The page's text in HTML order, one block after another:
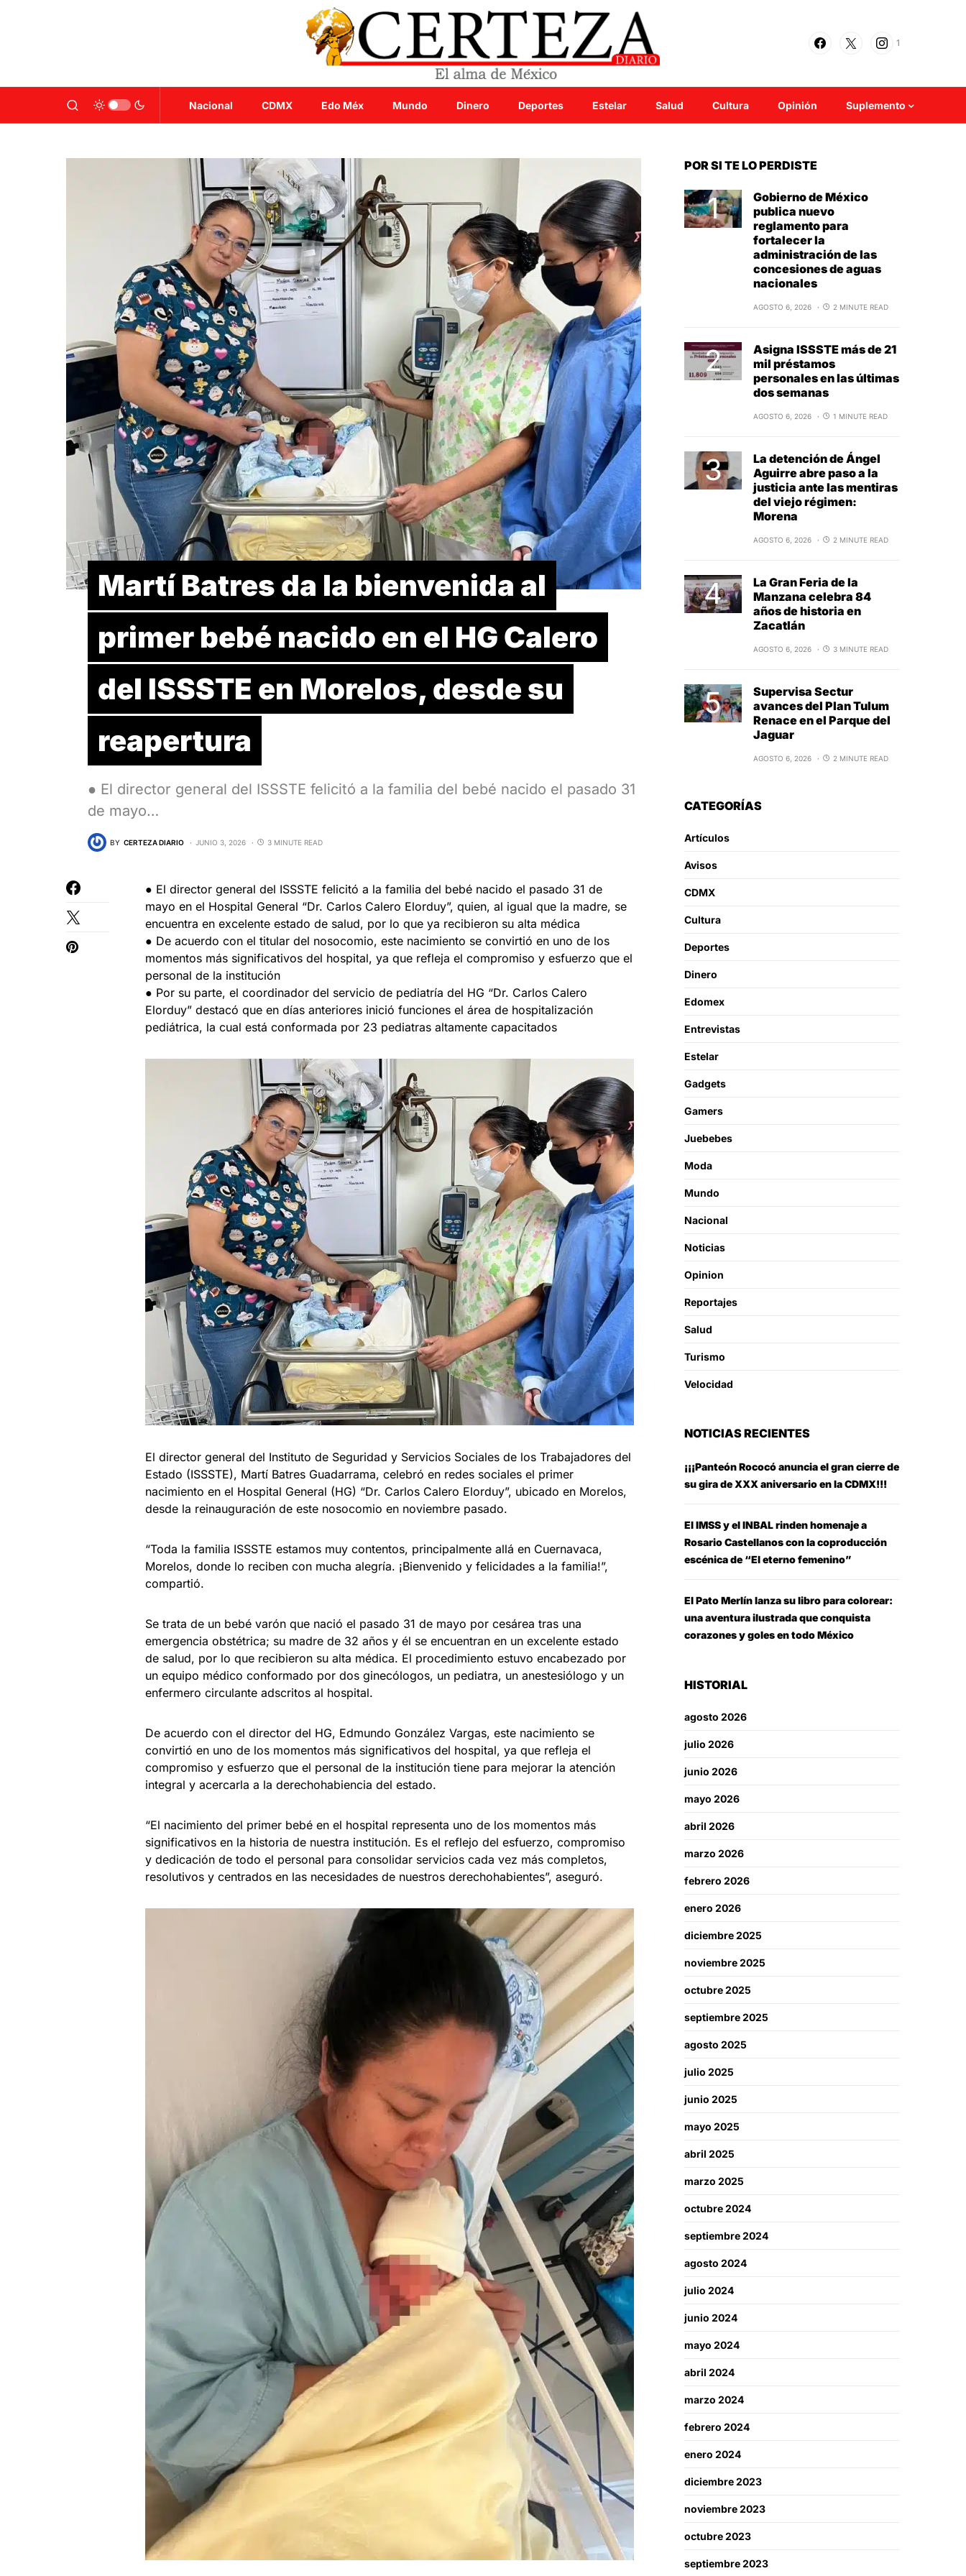
1
Nacional CDMX Edo Méx Mundo Dinero Deportes Estelar Salud Cultura Opinión Suplemento
Martí Batres da la bienvenida al
primer bebé nacido en el HG Calero
del ISSSTE en Morelos, desde su
reapertura
● El director general del ISSSTE felicitó a la familia del bebé nacido el pasado 31
de mayo…
BY CERTEZA DIARIO JUNIO 3, 2026 3 MINUTE READ
● El director general del ISSSTE felicitó a la familia del bebé nacido el pasado 31 de
mayo en el Hospital General “Dr. Carlos Calero Elorduy”, quien, al igual que la madre, se
encuentra en excelente estado de salud, por lo que ya recibieron su alta médica
● De acuerdo con el titular del nosocomio, este nacimiento se convirtió en uno de los
momentos más significativos del hospital, ya que refleja el compromiso y esfuerzo que el
personal de la institución
● Por su parte, el coordinador del servicio de pediatría del HG “Dr. Carlos Calero
Elorduy” destacó que en días anteriores inició funciones el área de hospitalización
pediátrica, la cual está conformada por 23 pediatras altamente capacitados
El director general del Instituto de Seguridad y Servicios Sociales de los Trabajadores del
Estado (ISSSTE), Martí Batres Guadarrama, celebró en redes sociales el primer
nacimiento en el Hospital General (HG) “Dr. Carlos Calero Elorduy”, ubicado en Morelos,
desde la reinauguración de este nosocomio en noviembre pasado.
“Toda la familia ISSSTE estamos muy contentos, principalmente allá en Cuernavaca,
Morelos, donde lo reciben con mucha alegría. ¡Bienvenido y felicidades a la familia!”,
compartió.
Se trata de un bebé varón que nació el pasado 31 de mayo por cesárea tras una
emergencia obstétrica; su madre de 32 años y él se encuentran en un excelente estado
de salud, por lo que recibieron su alta médica. El procedimiento estuvo encabezado por
un equipo médico conformado por dos ginecólogos, un pediatra, un anestesiólogo y un
enfermero circulante adscritos al hospital.
De acuerdo con el director del HG, Edmundo González Vargas, este nacimiento se
convirtió en uno de los momentos más significativos del hospital, ya que refleja el
compromiso y esfuerzo que el personal de la institución tiene para mejorar la atención
integral y acercarla a la derechohabiencia del estado.
“El nacimiento del primer bebé en el hospital representa uno de los momentos más
significativos en la historia de nuestra institución. Es el reflejo del esfuerzo, compromiso
y dedicación de todo el personal para consolidar servicios cada vez más completos,
resolutivos y centrados en las necesidades de nuestros derechohabientes”, aseguró.
POR SI TE LO PERDISTE
Gobierno de México
publica nuevo
reglamento para
fortalecer la
administración de las
concesiones de aguas
nacionales
AGOSTO 6, 2026 2 MINUTE READ
Asigna ISSSTE más de 21
mil préstamos
personales en las últimas
dos semanas
AGOSTO 6, 2026 1 MINUTE READ
La detención de Ángel
Aguirre abre paso a la
justicia ante las mentiras
del viejo régimen:
Morena
AGOSTO 6, 2026 2 MINUTE READ
La Gran Feria de la
Manzana celebra 84
años de historia en
Zacatlán
AGOSTO 6, 2026 3 MINUTE READ
Supervisa Sectur
avances del Plan Tulum
Renace en el Parque del
Jaguar
AGOSTO 6, 2026 2 MINUTE READ
CATEGORÍAS
Artículos
Avisos
CDMX
Cultura
Deportes
Dinero
Edomex
Entrevistas
Estelar
Gadgets
Gamers
Juebebes
Moda
Mundo
Nacional
Noticias
Opinion
Reportajes
Salud
Turismo
Velocidad
NOTICIAS RECIENTES
¡¡¡Panteón Rococó anuncia el gran cierre de
su gira de XXX aniversario en la CDMX!!!
El IMSS y el INBAL rinden homenaje a
Rosario Castellanos con la coproducción
escénica de “El eterno femenino”
El Pato Merlín lanza su libro para colorear:
una aventura ilustrada que conquista
corazones y goles en todo México
HISTORIAL
agosto 2026
julio 2026
junio 2026
mayo 2026
abril 2026
marzo 2026
febrero 2026
enero 2026
diciembre 2025
noviembre 2025
octubre 2025
septiembre 2025
agosto 2025
julio 2025
junio 2025
mayo 2025
abril 2025
marzo 2025
octubre 2024
septiembre 2024
agosto 2024
julio 2024
junio 2024
mayo 2024
abril 2024
marzo 2024
febrero 2024
enero 2024
diciembre 2023
noviembre 2023
octubre 2023
septiembre 2023